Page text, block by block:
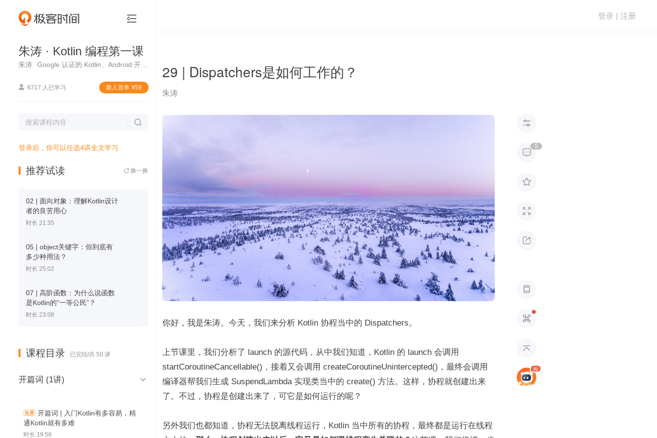

朱涛 · Kotlin 编程第一课
朱涛
 6717 人已学习 新⼈⾸单 ¥59

登录后，你可以任选4讲全文学习
推荐试读  换一换
02 | 面向对象：理解Kotlin设计
者的良苦用心
时长 21:35
05 | object关键字：你到底有
多少种用法？
时长 25:02
07 | 高阶函数：为什么说函数
是Kotlin的“一等公民”？
时长 23:08
课程目录 已完结/共 50 讲
开篇词 (1讲) 
开篇词 | 入门Kotlin有多容易，精
通Kotlin就有多难
时长 19:56
 朱涛 · Kotlin 编程第一课 登录 注册
29 | Dispatchers是如何工作的？
朱涛
你好，我是朱涛。今天，我们来分析 Kotlin 协程当中的 Dispatchers。
上节课里，我们分析了 launch 的源代码，从中我们知道，Kotlin 的 launch 会调用
startCoroutineCancellable()，接着又会调用 createCoroutineUnintercepted()，最终会调用
编译器帮我们生成 SuspendLambda 实现类当中的 create() 方法。这样，协程就创建出来
了。不过，协程是创建出来了，可它是如何运行的呢？
另外我们也都知道，协程无法脱离线程运行，Kotlin 当中所有的协程，最终都是运行在线程


5





